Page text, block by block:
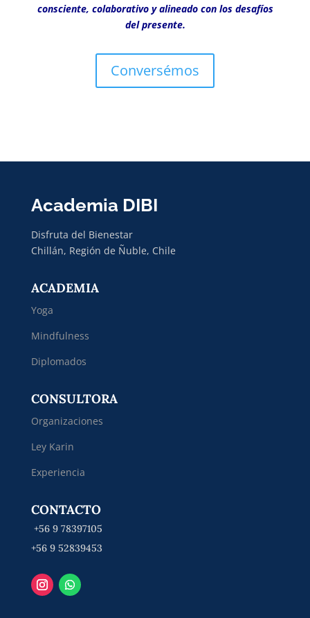
consciente, colaborativo y alineado con los desafíos
del presente.
Conversémos
Academia DIBI
Disfruta del Bienestar
Chillán, Región de Ñuble, Chile
ACADEMIA
Yoga
Mindfulness
Diplomados
CONSULTORA
Organizaciones
Ley Karin
Experiencia
CONTACTO
+56 9 78397105
+56 9 52839453